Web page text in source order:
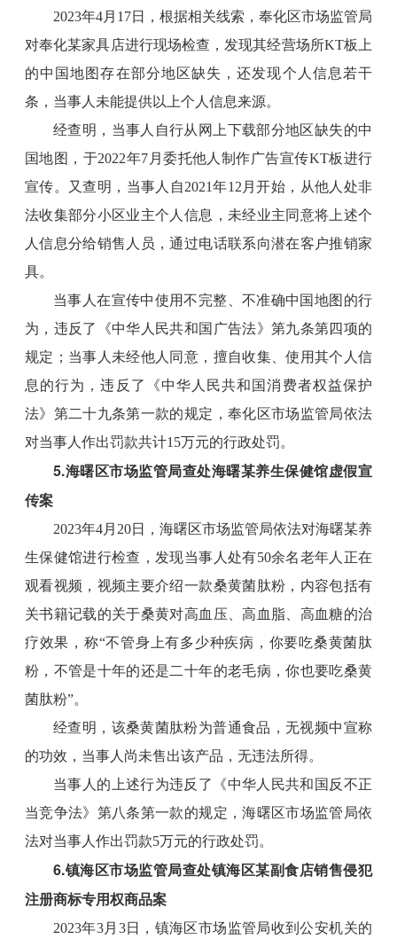
2023年4月17日，根据相关线索，奉化区市场监管局
对奉化某家具店进行现场检查，发现其经营场所KT板上
的中国地图存在部分地区缺失，还发现个人信息若干
条，当事人未能提供以上个人信息来源。
经查明，当事人自行从网上下载部分地区缺失的中
国地图，于2022年7月委托他人制作广告宣传KT板进行
宣传。又查明，当事人自2021年12月开始，从他人处非
法收集部分小区业主个人信息，未经业主同意将上述个
人信息分给销售人员，通过电话联系向潜在客户推销家
具。
当事人在宣传中使用不完整、不准确中国地图的行
为，违反了《中华人民共和国广告法》第九条第四项的
规定；当事人未经他人同意，擅自收集、使用其个人信
息的行为，违反了《中华人民共和国消费者权益保护
法》第二十九条第一款的规定，奉化区市场监管局依法
对当事人作出罚款共计15万元的行政处罚。
5.海曙区市场监管局查处海曙某养生保健馆虚假宣
传案
2023年4月20日，海曙区市场监管局依法对海曙某养
生保健馆进行检查，发现当事人处有50余名老年人正在
观看视频，视频主要介绍一款桑黄菌肽粉，内容包括有
关书籍记载的关于桑黄对高血压、高血脂、高血糖的治
疗效果，称“不管身上有多少种疾病，你要吃桑黄菌肽
粉，不管是十年的还是二十年的老毛病，你也要吃桑黄
菌肽粉”。
经查明，该桑黄菌肽粉为普通食品，无视频中宣称
的功效，当事人尚未售出该产品，无违法所得。
当事人的上述行为违反了《中华人民共和国反不正
当竞争法》第八条第一款的规定，海曙区市场监管局依
法对当事人作出罚款5万元的行政处罚。
6.镇海区市场监管局查处镇海区某副食店销售侵犯
注册商标专用权商品案
2023年3月3日，镇海区市场监管局收到公安机关的